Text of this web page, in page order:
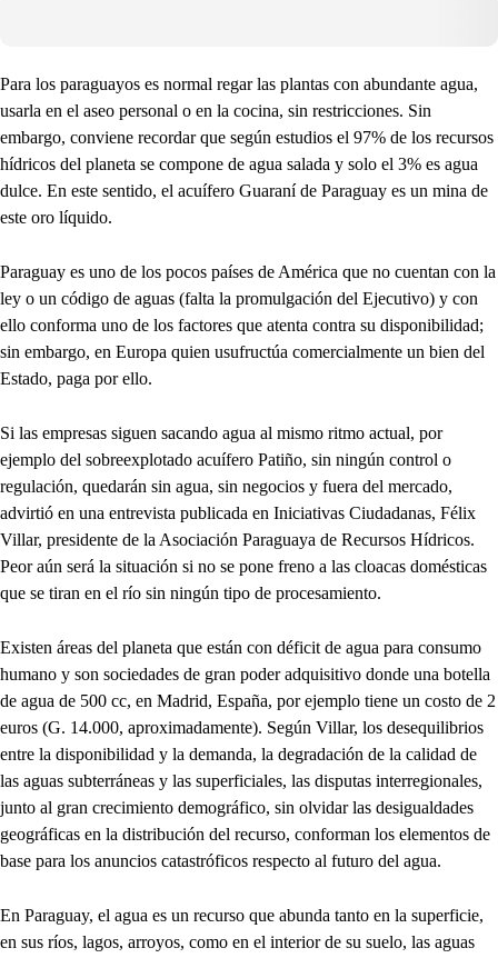
Para los paraguayos es normal regar las plantas con abundante agua,
usarla en el aseo personal o en la cocina, sin restricciones. Sin
embargo, conviene recordar que según estudios el 97% de los recursos
hídricos del planeta se compone de agua salada y solo el 3% es agua
dulce. En este sentido, el acuífero Guaraní de Paraguay es un mina de
este oro líquido.
Paraguay es uno de los pocos países de América que no cuentan con la
ley o un código de aguas (falta la promulgación del Ejecutivo) y con
ello conforma uno de los factores que atenta contra su disponibilidad;
sin embargo, en Europa quien usufructúa comercialmente un bien del
Estado, paga por ello.
Si las empresas siguen sacando agua al mismo ritmo actual, por
ejemplo del sobreexplotado acuífero Patiño, sin ningún control o
regulación, quedarán sin agua, sin negocios y fuera del mercado,
advirtió en una entrevista publicada en Iniciativas Ciudadanas, Félix
Villar, presidente de la Asociación Paraguaya de Recursos Hídricos.
Peor aún será la situación si no se pone freno a las cloacas domésticas
que se tiran en el río sin ningún tipo de procesamiento.
Existen áreas del planeta que están con déficit de agua para consumo
humano y son sociedades de gran poder adquisitivo donde una botella
de agua de 500 cc, en Madrid, España, por ejemplo tiene un costo de 2
euros (G. 14.000, aproximadamente). Según Villar, los desequilibrios
entre la disponibilidad y la demanda, la degradación de la calidad de
las aguas subterráneas y las superficiales, las disputas interregionales,
junto al gran crecimiento demográfico, sin olvidar las desigualdades
geográficas en la distribución del recurso, conforman los elementos de
base para los anuncios catastróficos respecto al futuro del agua.
En Paraguay, el agua es un recurso que abunda tanto en la superficie,
en sus ríos, lagos, arroyos, como en el interior de su suelo, las aguas